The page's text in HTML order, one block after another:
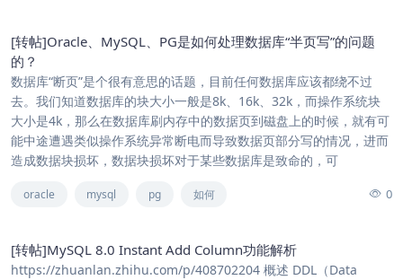
[转帖]Oracle、MySQL、PG是如何处理数据库“半页写”的问题
的？
数据库“断页”是个很有意思的话题，目前任何数据库应该都绕不过
去。我们知道数据库的块大小一般是8k、16k、32k，而操作系统块
大小是4k，那么在数据库刷内存中的数据页到磁盘上的时候，就有可
能中途遭遇类似操作系统异常断电而导致数据页部分写的情况，进而
造成数据块损坏，数据块损坏对于某些数据库是致命的，可
oracle mysql pg 如何 0
[转帖]MySQL 8.0 Instant Add Column功能解析
https://zhuanlan.zhihu.com/p/408702204 概述 DDL（Data